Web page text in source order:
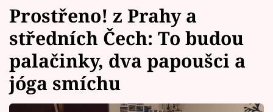
Témata
Celebrity
Vztahy
Prostřeno! z Prahy a
středních Čech: To budou
palačinky, dva papoušci a
jóga smíchu